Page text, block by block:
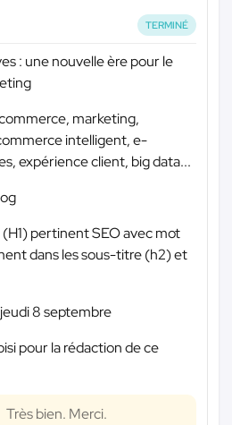
TERMINÉ
: une nouvelle ère pour le
marketing,
intelligent, e-
expérience client, big data...
pertinent SEO avec mot
dans les sous-titre (h2) et
8 septembre
pour la rédaction de ce
Très bien. Merci.